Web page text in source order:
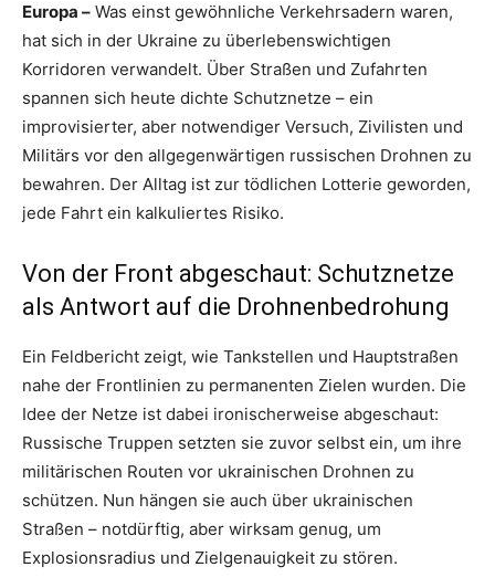
Europa – Was einst gewöhnliche Verkehrsadern waren,
hat sich in der Ukraine zu überlebenswichtigen
Korridoren verwandelt. Über Straßen und Zufahrten
spannen sich heute dichte Schutznetze – ein
improvisierter, aber notwendiger Versuch, Zivilisten und
Militärs vor den allgegenwärtigen russischen Drohnen zu
bewahren. Der Alltag ist zur tödlichen Lotterie geworden,
jede Fahrt ein kalkuliertes Risiko.
Von der Front abgeschaut: Schutznetze
als Antwort auf die Drohnenbedrohung
Ein Feldbericht zeigt, wie Tankstellen und Hauptstraßen
nahe der Frontlinien zu permanenten Zielen wurden. Die
Idee der Netze ist dabei ironischerweise abgeschaut:
Russische Truppen setzten sie zuvor selbst ein, um ihre
militärischen Routen vor ukrainischen Drohnen zu
schützen. Nun hängen sie auch über ukrainischen
Straßen – notdürftig, aber wirksam genug, um
Explosionsradius und Zielgenauigkeit zu stören.